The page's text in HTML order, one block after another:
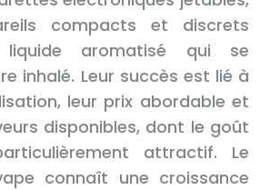
compacts et discrets
aromatisé qui se
inhalé. Leur succès est lié à
leur prix abordable et
disponibles, dont le goût
attractif. Le
connaît une croissance